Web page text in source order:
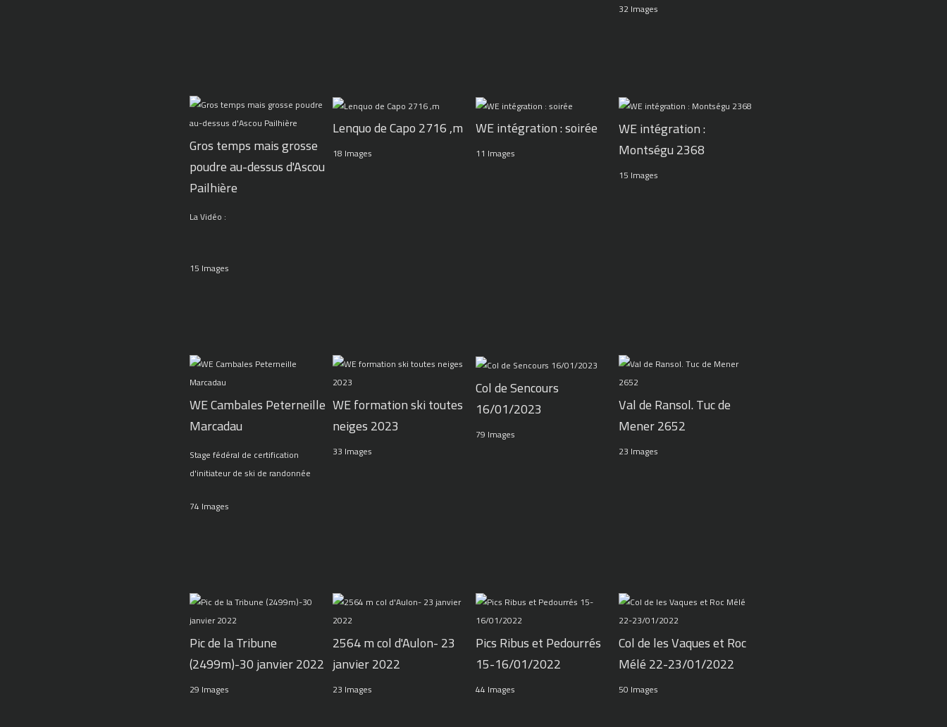
32 Images
Gros temps mais grosse
poudre au-dessus d'Ascou
Pailhière
La Vidéo :
15 Images
Lenquo de Capo 2716 ,m
18 Images
WE intégration : soirée
11 Images
WE intégration :
Montségu 2368
15 Images
WE Cambales Peterneille
Marcadau
Stage fédéral de certification
d'initiateur de ski de randonnée
74 Images
WE formation ski toutes
neiges 2023
33 Images
Col de Sencours
16/01/2023
79 Images
Val de Ransol. Tuc de
Mener 2652
23 Images
Pic de la Tribune
(2499m)-30 janvier 2022
29 Images
2564 m col d'Aulon- 23
janvier 2022
23 Images
Pics Ribus et Pedourrés
15-16/01/2022
44 Images
Col de les Vaques et Roc
Mélé 22-23/01/2022
50 Images